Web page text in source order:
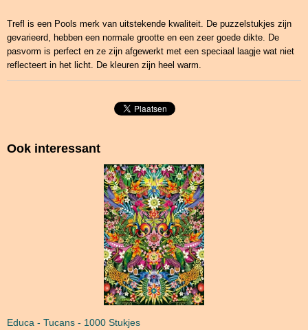
Trefl is een Pools merk van uitstekende kwaliteit. De puzzelstukjes zijn
gevarieerd, hebben een normale grootte en een zeer goede dikte. De
pasvorm is perfect en ze zijn afgewerkt met een speciaal laagje wat niet
reflecteert in het licht. De kleuren zijn heel warm.
Ook interessant
Educa - Tucans - 1000 Stukjes